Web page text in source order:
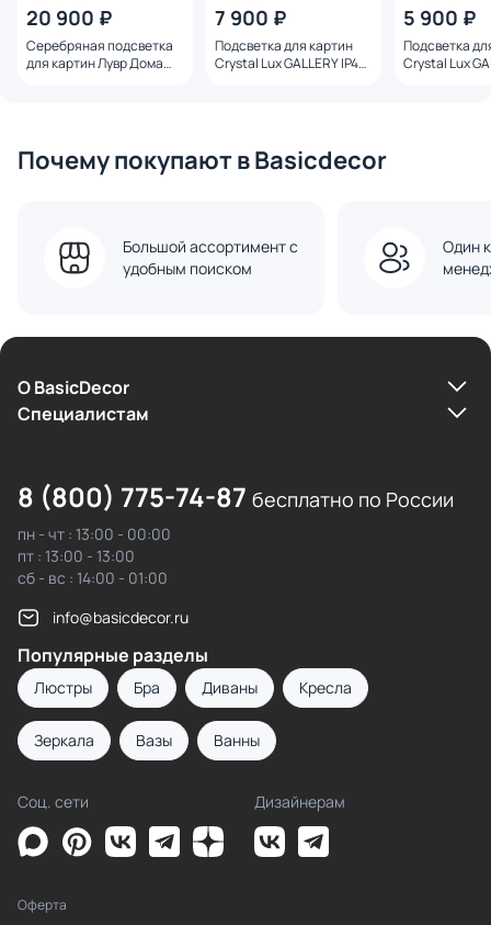
20 900 ₽
Серебряная подсветка
для картин Лувр Дома
7 900 ₽
Подсветка для картин
Crystal Lux GALLERY IP44
5 900 ₽
Подсветка
Crystal Lux
Почему покупают в Basicdecor
Большой ассортимент с
удобным поиском
Один
О BasicDecor
Cпециалистам
8 (800) 775-74-87 бесплатно по России
пн - чт : 13:00 - 00:00
пт : 13:00 - 13:00
сб - вс : 14:00 - 01:00
info@basicdecor.ru
Популярные разделы
Люстры Бра Диваны Кресла
Зеркала Вазы Ванны
Соц. сети Дизайнерам
Оферта